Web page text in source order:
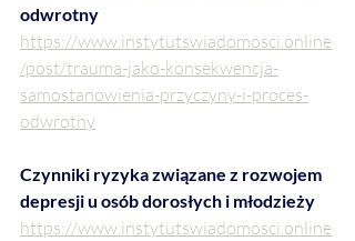
odwrotny
https://www.instytutswiadomosci.online
/post/trauma-jako-konsekwencja-
samostanowienia-przyczyny-i-proces-
odwrotny
Czynniki ryzyka związane z rozwojem
depresji u osób dorosłych i młodzieży
https://www.instytutswiadomosci.online